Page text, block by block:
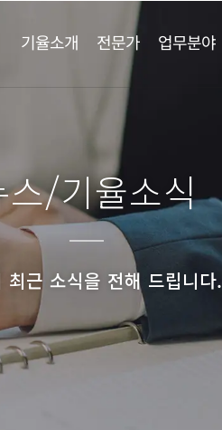
기율소개 전문가 업무분야
스/기율소식
최근 소식을 전해 드립니다.